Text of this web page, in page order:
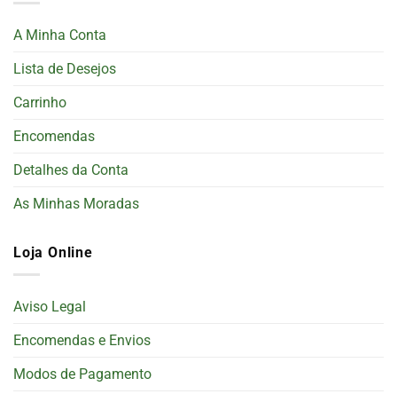
A Minha Conta
Lista de Desejos
Carrinho
Encomendas
Detalhes da Conta
As Minhas Moradas
Loja Online
Aviso Legal
Encomendas e Envios
Modos de Pagamento